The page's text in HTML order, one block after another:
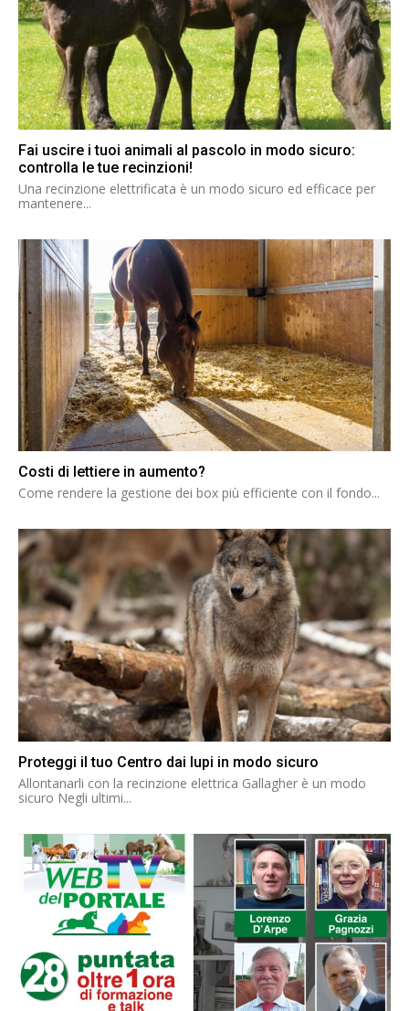
Fai uscire i tuoi animali al pascolo in modo sicuro:
controlla le tue recinzioni!
Una recinzione elettrificata è un modo sicuro ed efficace per
mantenere...
Costi di lettiere in aumento?
Come rendere la gestione dei box più efficiente con il fondo...
Proteggi il tuo Centro dai lupi in modo sicuro
Allontanarli con la recinzione elettrica Gallagher è un modo
sicuro Negli ultimi...